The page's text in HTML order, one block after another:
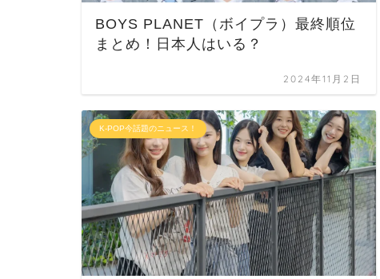
BOYS PLANET（ボイプラ）最終順位
まとめ！日本人はいる？
2024年11月2日
K-POP今話題のニュース！